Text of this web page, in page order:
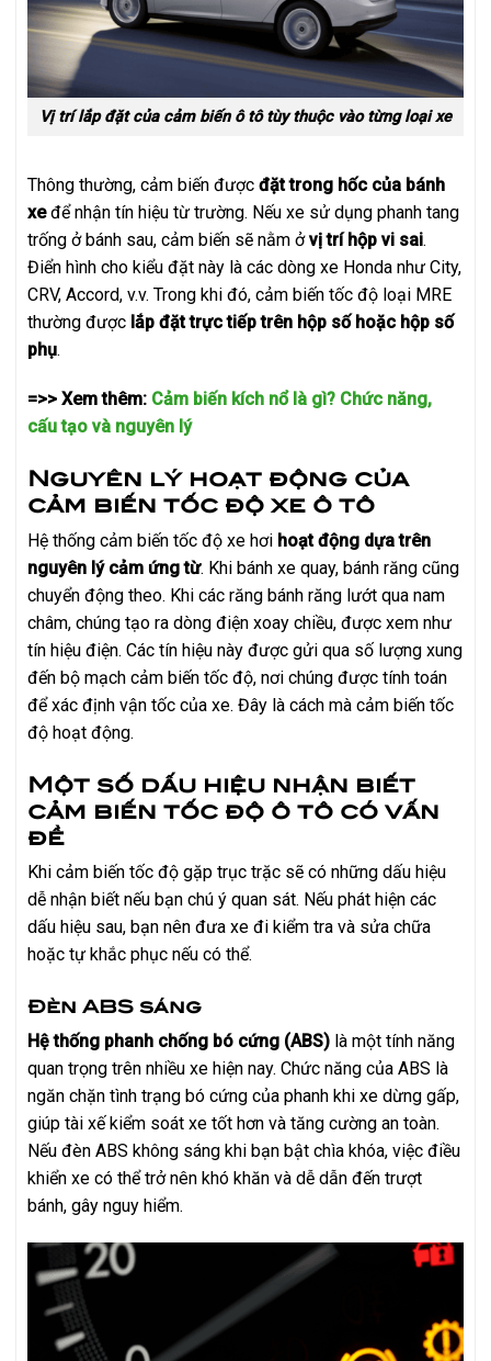
Vị trí lắp đặt của cảm biến ô tô tùy thuộc vào từng loại xe
Thông thường, cảm biến được đặt trong hốc của bánh
xeđể nhận tín hiệu từ trường. Nếu xe sử dụng phanh tang
trống ở bánh sau, cảm biến sẽ nằm ởvị trí hộp vi sai.
Điển hình cho kiểu đặt này là các dòng xe Honda như City,
CRV, Accord, v.v. Trong khi đó, cảm biến tốc độ loại MRE
thường được lắp đặt trực tiếp trên hộp số hoặc hộp số
phụ.
=>> Xem thêm: Cảm biến kích nổ là gì? Chức năng,
cấu tạo và nguyên lý
Nguyên lý hoạt động của
cảm biến tốc độ xe ô tô
Hệ thống cảm biến tốc độ xe hơi hoạt động dựa trên
nguyên lý cảm ứng từ. Khi bánh xe quay, bánh răng cũng
chuyển động theo. Khi các răng bánh răng lướt qua nam
châm, chúng tạo ra dòng điện xoay chiều, được xem như
tín hiệu điện. Các tín hiệu này được gửi qua số lượng xung
đến bộ mạch cảm biến tốc độ, nơi chúng được tính toán
để xác định vận tốc của xe. Đây là cách mà cảm biến tốc
độ hoạt động.
Một số dấu hiệu nhận biết
cảm biến tốc độ ô tô có vấn
đề
Khi cảm biến tốc độ gặp trục trặc sẽ có những dấu hiệu
dễ nhận biết nếu bạn chú ý quan sát. Nếu phát hiện các
dấu hiệu sau, bạn nên đưa xe đi kiểm tra và sửa chữa
hoặc tự khắc phục nếu có thể.
Đèn ABS sáng
Hệ thống phanh chống bó cứng (ABS) là một tính năng
quan trọng trên nhiều xe hiện nay. Chức năng của ABS là
ngăn chặn tình trạng bó cứng của phanh khi xe dừng gấp,
giúp tài xế kiểm soát xe tốt hơn và tăng cường an toàn.
Nếu đèn ABS không sáng khi bạn bật chìa khóa, việc điều
khiển xe có thể trở nên khó khăn và dễ dẫn đến trượt
bánh, gây nguy hiểm.